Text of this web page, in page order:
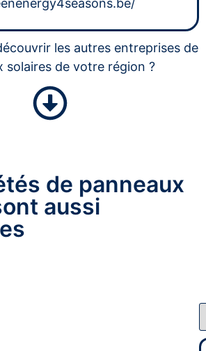
les autres entreprises de
solaires de votre région ?
de panneaux
aussi